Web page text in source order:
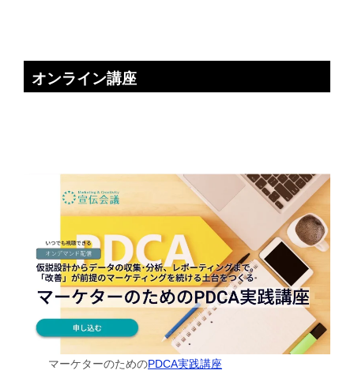
オンライン講座
マーケターのためのPDCA実践講座